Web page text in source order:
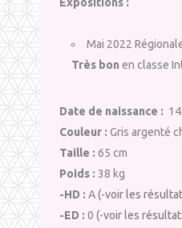
Mai 2022
Très bon en classe
Date de naissance :
Couleur : Gris argenté
Taille : 65 cm
Poids : 38 kg
-HD : A(-voir les
-ED : 0 (-voir les